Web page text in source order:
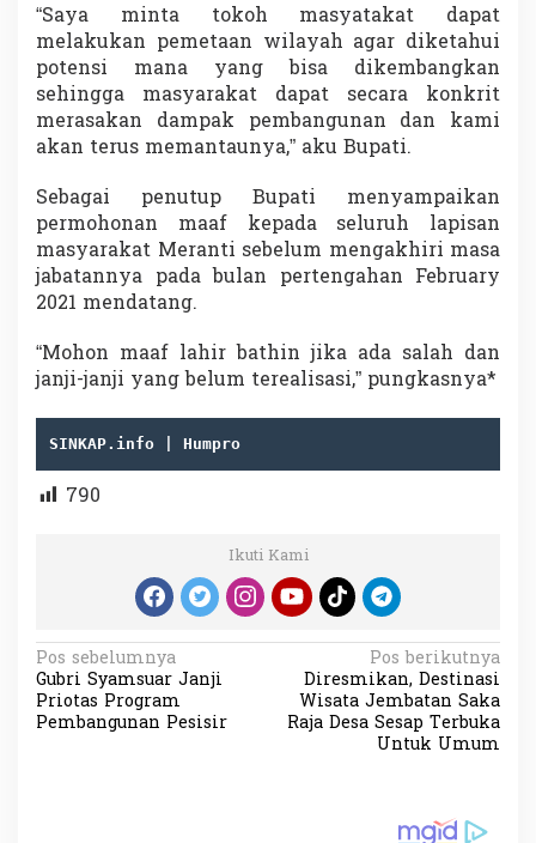
“Saya minta tokoh masyatakat dapat
melakukan pemetaan wilayah agar diketahui
potensi mana yang bisa dikembangkan
sehingga masyarakat dapat secara konkrit
merasakan dampak pembangunan dan kami
akan terus memantaunya,” aku Bupati.
Sebagai penutup Bupati menyampaikan
permohonan maaf kepada seluruh lapisan
masyarakat Meranti sebelum mengakhiri masa
jabatannya pada bulan pertengahan February
2021 mendatang.
“Mohon maaf lahir bathin jika ada salah dan
janji-janji yang belum terealisasi,” pungkasnya*
SINKAP.info | Humpro
790
Ikuti Kami
N
a
v
Pos sebelumnya
Gubri Syamsuar Janji
Priotas Program
Pembangunan Pesisir
Pos berikutnya
Diresmikan, Destinasi
Wisata Jembatan Saka
Raja Desa Sesap Terbuka
Untuk Umum